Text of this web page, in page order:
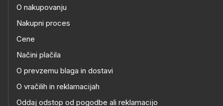
O nakupovanju
Nakupni proces
Cene
Načini plačila
O prevzemu blaga in dostavi
O vračilih in reklamacijah
Oddaj odstop od pogodbe ali reklamacijo